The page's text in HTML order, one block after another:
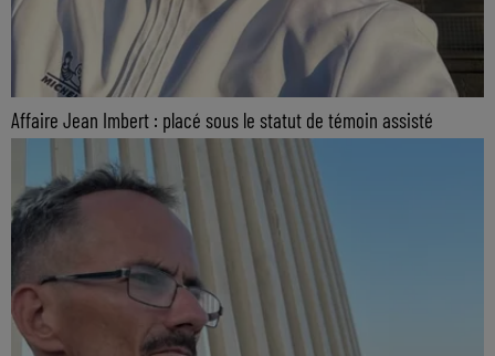
Affaire Jean Imbert : placé sous le statut de témoin assisté